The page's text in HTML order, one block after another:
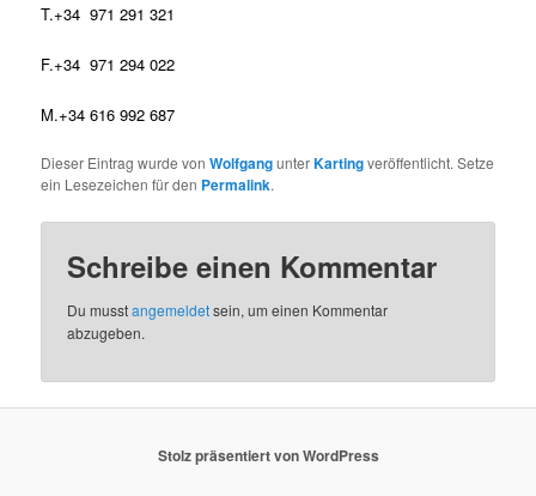
T.+34 971 291 321
F.+34 971 294 022
M.+34 616 992 687
Dieser Eintrag wurde vonWolfgangunterKartingveröffentlicht. Setze
ein Lesezeichen für den Permalink.
Schreibe einen Kommentar
Du musstangemeldetsein, um einen Kommentar
abzugeben.
Stolz präsentiert von WordPress